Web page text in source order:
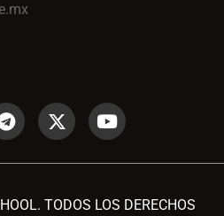
TODOS LOS DERECHOS